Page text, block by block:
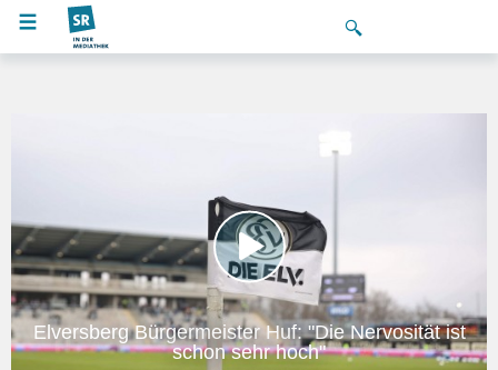
Elversberg Bürgermeister Huf: "Die Nervosität ist
schon sehr hoch"